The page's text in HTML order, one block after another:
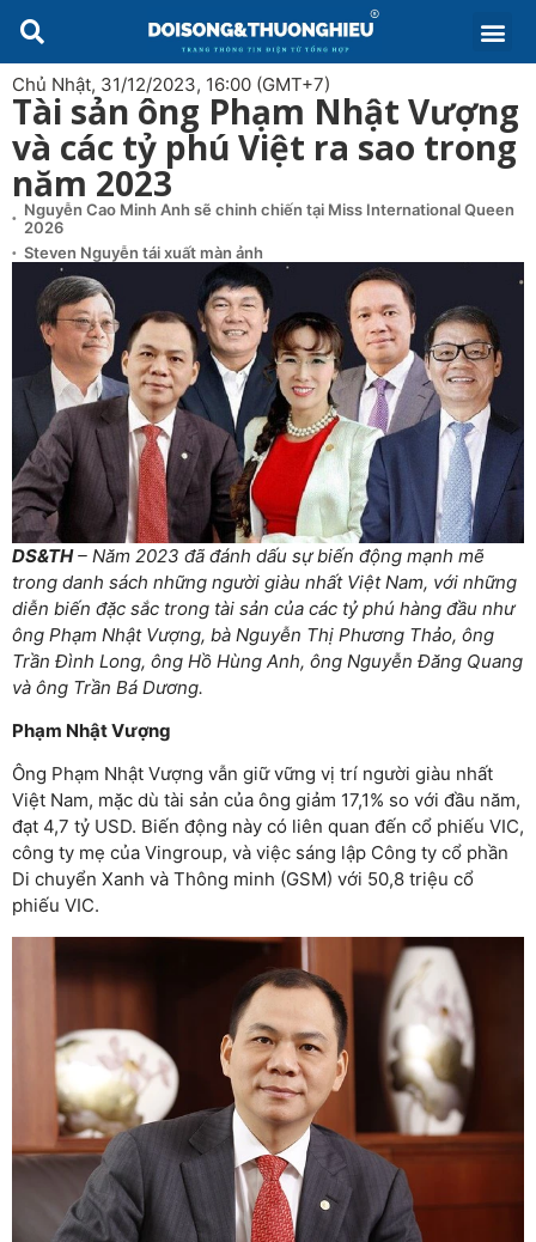
Chủ Nhật, 31/12/2023, 16:00 (GMT+7)
Tài sản ông Phạm Nhật Vượng
và các tỷ phú Việt ra sao trong
năm 2023
Nguyễn Cao Minh Anh sẽ chinh chiến tại Miss International Queen
2026
Steven Nguyễn tái xuất màn ảnh
DS&TH– Năm 2023 đã đánh dấu sự biến động mạnh mẽ
trong danh sách những người giàu nhất Việt Nam, với những
diễn biến đặc sắc trong tài sản của các tỷ phú hàng đầu như
ông Phạm Nhật Vượng, bà Nguyễn Thị Phương Thảo, ông
Trần Đình Long, ông Hồ Hùng Anh, ông Nguyễn Đăng Quang
và ông Trần Bá Dương.
Phạm Nhật Vượng
Ông Phạm Nhật Vượng vẫn giữ vững vị trí người giàu nhất
Việt Nam, mặc dù tài sản của ông giảm 17,1% so với đầu năm,
đạt 4,7 tỷ USD. Biến động này có liên quan đến cổ phiếu VIC,
công ty mẹ của Vingroup, và việc sáng lập Công ty cổ phần
Di chuyển Xanh và Thông minh (GSM) với 50,8 triệu cổ
phiếu VIC.